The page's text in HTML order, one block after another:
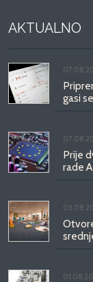
AKTUALNO
gasi
Prije
rade